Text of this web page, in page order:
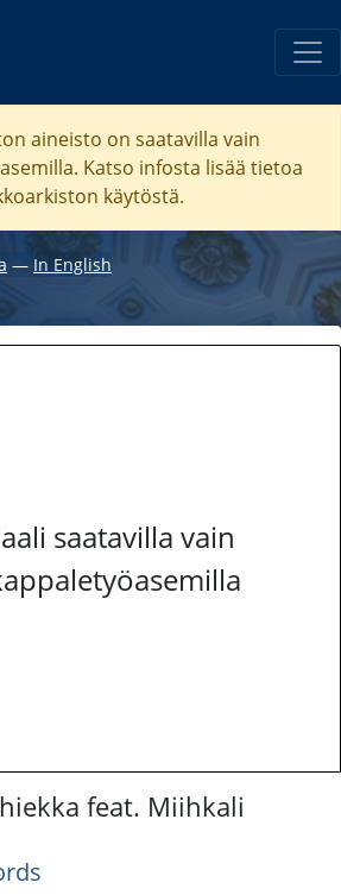
aineisto on saatavilla vain
Katso infosta lisää tietoa
käytöstä.
― In English
saatavilla vain
feat. Miihkali